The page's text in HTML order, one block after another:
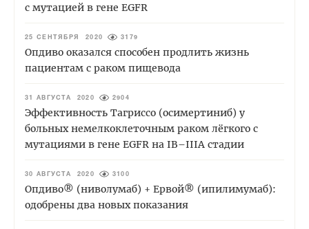
с мутацией в гене EGFR
25 СЕНТЯБРЯ 2020 3179
Опдиво оказался способен продлить жизнь
пациентам с раком пищевода
31 АВГУСТА 2020 2904
Эффективность Тагриссо (осимертиниб) у
больных немелкоклеточным раком лёгкого с
мутациями в гене EGFR на IB–IIIA стадии
30 АВГУСТА 2020 3100
Опдиво® (ниволумаб) + Ервой® (ипилимумаб):
одобрены два новых показания